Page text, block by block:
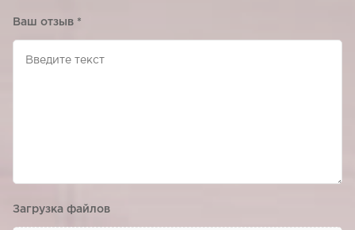
Ваш отзыв *
Загрузка файлов